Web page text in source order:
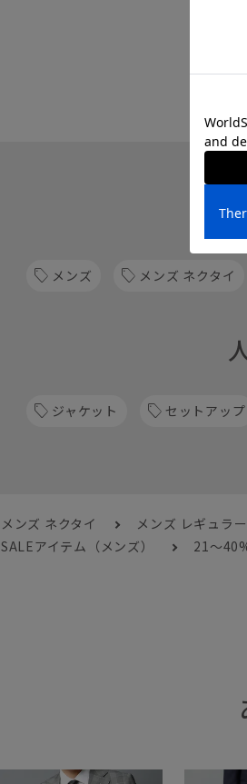
メンズ メンズ ネクタイ
ジャケット セットアップ
メンズ ネクタイ メンズ レギュラ
SALEアイテム（メンズ） 21～